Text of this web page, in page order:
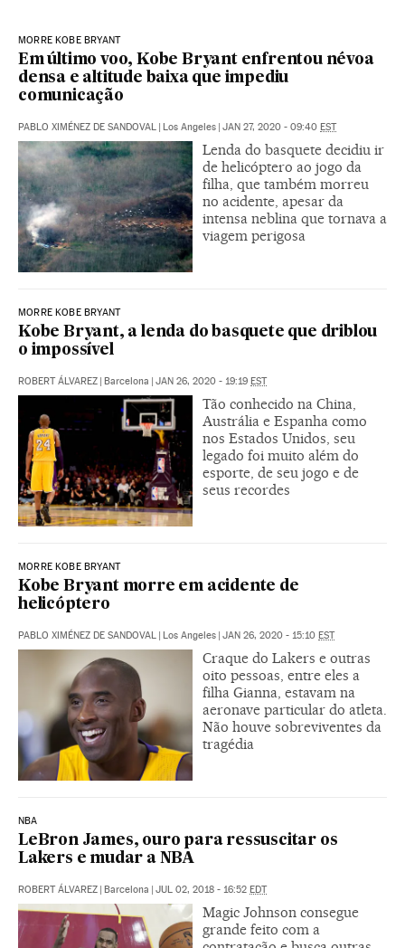
MORRE KOBE BRYANT
Em último voo, Kobe Bryant enfrentou névoa
densa e altitude baixa que impediu
comunicação
PABLO XIMÉNEZ DE SANDOVAL Los Angeles JAN 27, 2020 - 09:40 EST
Lenda do basquete decidiu ir
de helicóptero ao jogo da
filha, que também morreu
no acidente, apesar da
intensa neblina que tornava a
viagem perigosa
MORRE KOBE BRYANT
Kobe Bryant, a lenda do basquete que driblou
o impossível
ROBERT ÁLVAREZ Barcelona JAN 26, 2020 - 19:19 EST
Tão conhecido na China,
Austrália e Espanha como
nos Estados Unidos, seu
legado foi muito além do
esporte, de seu jogo e de
seus recordes
MORRE KOBE BRYANT
Kobe Bryant morre em acidente de
helicóptero
PABLO XIMÉNEZ DE SANDOVAL | Los Angeles | JAN 26, 2020 - 15:10 EST
Craque do Lakers e outras
oito pessoas, entre eles a
filha Gianna, estavam na
aeronave particular do atleta.
Não houve sobreviventes da
tragédia
NBA
LeBron James, ouro para ressuscitar os
Lakers e mudar a NBA
ROBERT ÁLVAREZ | Barcelona | JUL 02, 2018 - 16:52 EDT
Magic Johnson consegue
grande feito com a